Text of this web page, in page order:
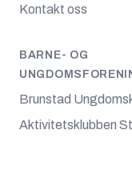
Kontakt oss
BARNE- OG
Brunstad
Aktivitetsklubben